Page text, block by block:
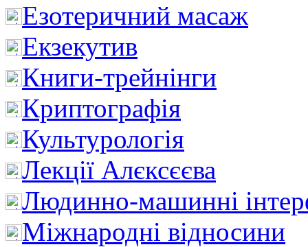
Езотеричний масаж
Екзекутив
Книги-трейнінги
Криптографія
Культурологія
Лекції Алєксєєва
Людинно-машинні
Міжнародні відносини